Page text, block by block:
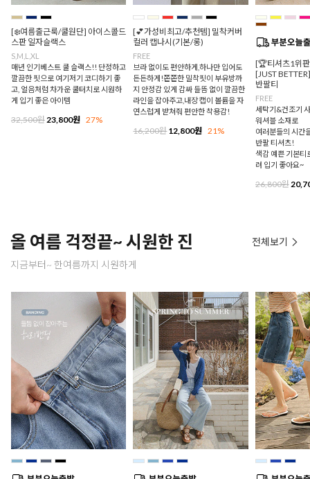
[❄️여름출근룩/쿨원단] 아이스콜드
스판 일자슬랙스
S,M,L,XL
매년 인기베스트 쿨 슬랙스!! 단정하고
깔끔한 핏으로 여기저기 코디하기 좋
고, 얼음처럼 차가운 쿨터치로 시원하
게 입기 좋은 아이템
32,500원 23,800원 27%
[💕가성비최고/추천템] 밀착커버
컬러 캡나시(기본/롱)
FREE
브라 없이도 편안하게,하나만 입어도
든든하게!쫀쫀한 밀착핏이 부유방까
지 안정감 있게 감싸 들뜸 없이 깔끔한
라인을 잡아주고,내장 캡이 볼륨을 자
연스럽게 받쳐줘 편안한 착용감!
16,200원12,800원 21%
[🏆티셔츠1위
[JUST
반팔티
FREE
세탁기&건조기
워셔블 소재로
여러분들의 시간
반팔 티셔츠!
색감 예쁜 기본티
려 입기 좋아요~
26,800원
올 여름 걱정끝~ 시원한 진
지금부터~ 한여름까지 시원하게
전체보기